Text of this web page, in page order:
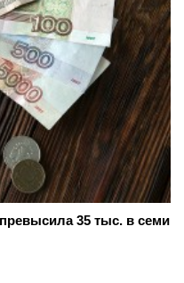
35 тыс. в семи